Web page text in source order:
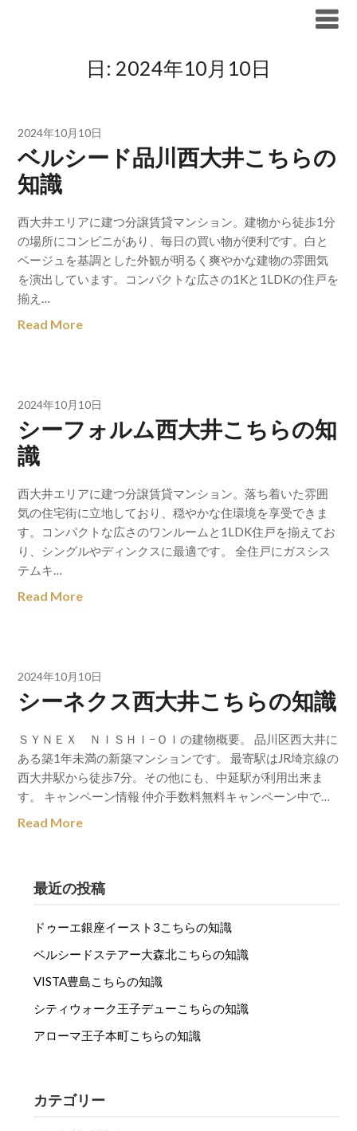
日: 2024年10月10日
2024年10月10日
ベルシード品川西大井こちらの
知識
西大井エリアに建つ分譲賃貸マンション。建物から徒歩1分
の場所にコンビニがあり、毎日の買い物が便利です。白と
ベージュを基調とした外観が明るく爽やかな建物の雰囲気
を演出しています。コンパクトな広さの1Kと1LDKの住戸を
揃え…
Read More
2024年10月10日
シーフォルム西大井こちらの知
識
西大井エリアに建つ分譲賃貸マンション。落ち着いた雰囲
気の住宅街に立地しており、穏やかな住環境を享受できま
す。コンパクトな広さのワンルームと1LDK住戸を揃えてお
り、シングルやディンクスに最適です。 全住戸にガスシス
テムキ…
Read More
2024年10月10日
シーネクス西大井こちらの知識
ＳＹＮＥＸ ＮＩＳＨＩ−ＯＩの建物概要。 品川区西大井に
ある築1年未満の新築マンションです。 最寄駅はJR埼京線の
西大井駅から徒歩7分。その他にも、中延駅が利用出来ま
す。 キャンペーン情報 仲介手数料無料キャンペーン中で…
Read More
最近の投稿
ドゥーエ銀座イースト3こちらの知識
ベルシードステアー大森北こちらの知識
VISTA豊島こちらの知識
シティウォーク王子デューこちらの知識
アローマ王子本町こちらの知識
カテゴリー